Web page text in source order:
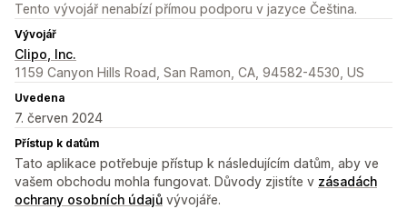
Tento vývojář nenabízí přímou podporu v jazyce Čeština.
Vývojář
Clipo, Inc.
1159 Canyon Hills Road, San Ramon, CA, 94582-4530, US
Uvedena
7. červen 2024
Přístup k datům
Tato aplikace potřebuje přístup k následujícím datům, aby ve
vašem obchodu mohla fungovat. Důvody zjistíte v zásadách
ochrany osobních údajů vývojáře.